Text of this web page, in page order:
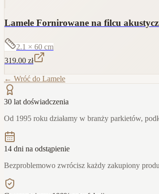
Lamele Fornirowane na filcu
2.1 × 60 cm
319.00 zł
← Wróć do Lamele
30 lat doświadczenia
Od 1995 roku działamy w branży parkietów,
14 dni na odstąpienie
Bezproblemowo zwrócisz każdy zakupiony